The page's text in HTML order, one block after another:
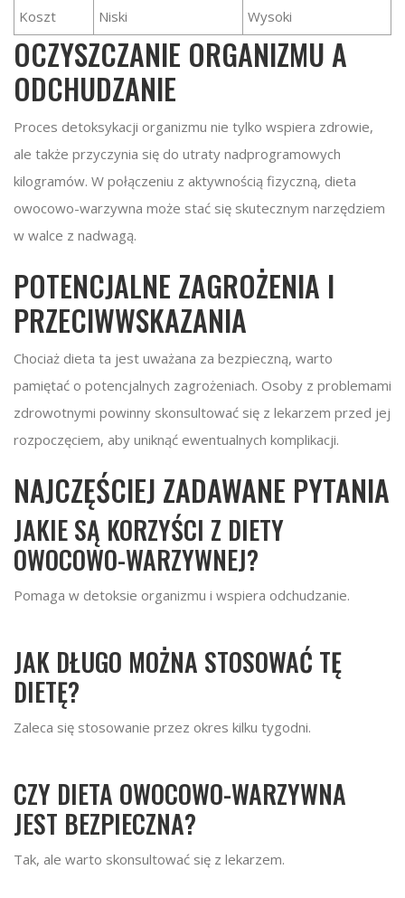
Koszt Niski Wysoki
OCZYSZCZANIE ORGANIZMU A
ODCHUDZANIE
Proces detoksykacji organizmu nie tylko wspiera zdrowie,
ale także przyczynia się do utraty nadprogramowych
kilogramów. W połączeniu z aktywnością fizyczną, dieta
owocowo-warzywna może stać się skutecznym narzędziem
w walce z nadwagą.
POTENCJALNE ZAGROŻENIA I
PRZECIWWSKAZANIA
Chociaż dieta ta jest uważana za bezpieczną, warto
pamiętać o potencjalnych zagrożeniach. Osoby z problemami
zdrowotnymi powinny skonsultować się z lekarzem przed jej
rozpoczęciem, aby uniknąć ewentualnych komplikacji.
NAJCZĘŚCIEJ ZADAWANE PYTANIA
JAKIE SĄ KORZYŚCI Z DIETY
OWOCOWO-WARZYWNEJ?
Pomaga w detoksie organizmu i wspiera odchudzanie.
JAK DŁUGO MOŻNA STOSOWAĆ TĘ
DIETĘ?
Zaleca się stosowanie przez okres kilku tygodni.
CZY DIETA OWOCOWO-WARZYWNA
JEST BEZPIECZNA?
Tak, ale warto skonsultować się z lekarzem.